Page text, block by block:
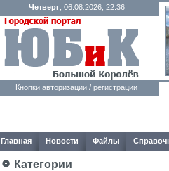
Четверг, 06.08.2026, 22:36
Кнопки авторизации / регистрации
Главная Новости Файлы
Категории